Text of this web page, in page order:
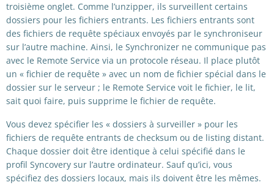
troisième onglet. Comme l’unzipper, ils surveillent certains
dossiers pour les fichiers entrants. Les fichiers entrants sont
des fichiers de requête spéciaux envoyés par le synchroniseur
sur l’autre machine. Ainsi, le Synchronizer ne communique pas
avec le Remote Service via un protocole réseau. Il place plutôt
un « fichier de requête » avec un nom de fichier spécial dans le
dossier sur le serveur ; le Remote Service voit le fichier, le lit,
sait quoi faire, puis supprime le fichier de requête.
Vous devez spécifier les « dossiers à surveiller » pour les
fichiers de requête entrants de checksum ou de listing distant.
Chaque dossier doit être identique à celui spécifié dans le
profil Syncovery sur l’autre ordinateur. Sauf qu’ici, vous
spécifiez des dossiers locaux, mais ils doivent être les mêmes.